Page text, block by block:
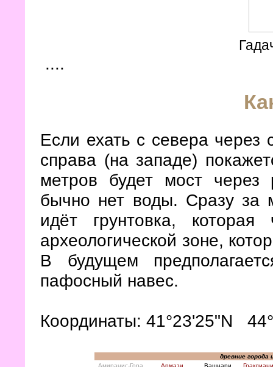
....
Если ехать с севера
справа (на западе)
метров будет мост через
бычно нет воды. Сразу за
идёт грунтовка,
археологической зоне,
В будущем
пафосный навес.
Координаты: 41°23'25"N
древние города